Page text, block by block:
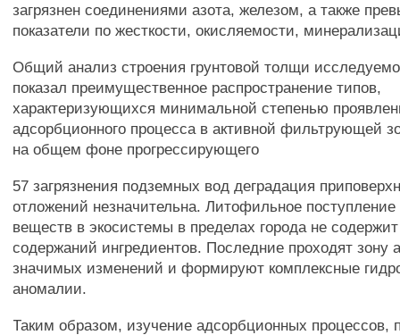
загрязнен соединениями азота, железом, а также
показатели по жесткости, окисляемости,
Общий анализ строения грунтовой толщи
показал преимущественное распространение типов,
характеризующихся минимальной степенью
адсорбционного процесса в активной фильтрующей
на общем фоне прогрессирующего
57 загрязнения подземных вод деградация
отложений незначительна. Литофильное
веществ в экосистемы в пределах города не
содержаний ингредиентов. Последние проходят зону
значимых изменений и формируют комплексные
аномалии.
Таким образом, изучение адсорбционных процессов,